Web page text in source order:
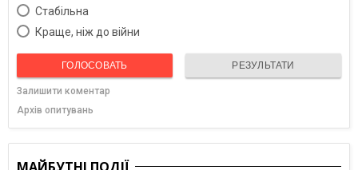
Cтабільна
Краще, ніж до війни
ГОЛОСОВАТЬ РЕЗУЛЬТАТИ
Залишити коментар
Архів опитувань